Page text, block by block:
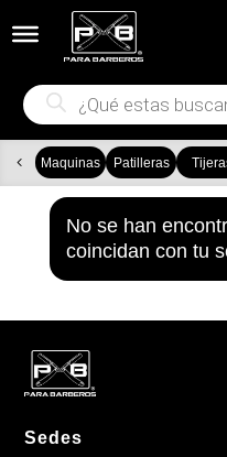
Búsqueda
de
productos
Maquinas Patilleras
No se han
coincidan con tu
Sedes